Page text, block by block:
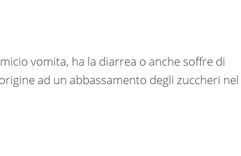
vomita, ha la diarrea o anche soffre di
ad un abbassamento degli zuccheri nel